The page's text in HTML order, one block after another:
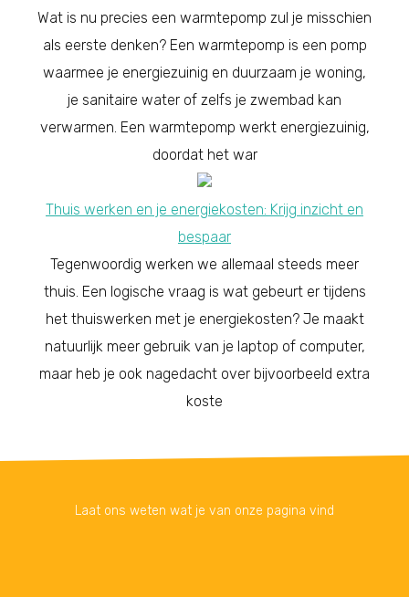
Wat is nu precies een warmtepomp zul je misschien
als eerste denken? Een warmtepomp is een pomp
waarmee je energiezuinig en duurzaam je woning,
je sanitaire water of zelfs je zwembad kan
verwarmen. Een warmtepomp werkt energiezuinig,
doordat het war
Thuis werken en je energiekosten: Krijg inzicht en
bespaar
Tegenwoordig werken we allemaal steeds meer
thuis. Een logische vraag is wat gebeurt er tijdens
het thuiswerken met je energiekosten? Je maakt
natuurlijk meer gebruik van je laptop of computer,
maar heb je ook nagedacht over bijvoorbeeld extra
koste
Laat ons weten wat je van onze pagina vind